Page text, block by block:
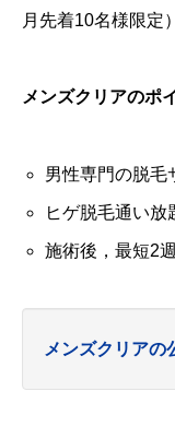
月先着10名様限定
メンズクリアのポ
男性専門の脱毛
ヒゲ脱毛通い放
施術後，最短2
メンズクリアの